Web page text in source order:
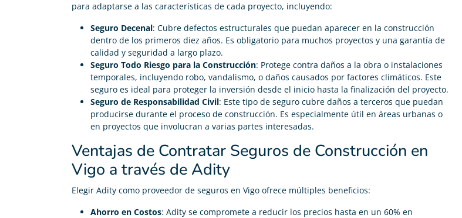
para adaptarse a las características de cada proyecto, incluyendo:
Seguro Decenal: Cubre defectos estructurales que puedan aparecer en la construcción
dentro de los primeros diez años. Es obligatorio para muchos proyectos y una garantía de
calidad y seguridad a largo plazo.
Seguro Todo Riesgo para la Construcción: Protege contra daños a la obra o instalaciones
temporales, incluyendo robo, vandalismo, o daños causados por factores climáticos. Este
seguro es ideal para proteger la inversión desde el inicio hasta la finalización del proyecto.
Seguro de Responsabilidad Civil: Este tipo de seguro cubre daños a terceros que puedan
producirse durante el proceso de construcción. Es especialmente útil en áreas urbanas o
en proyectos que involucran a varias partes interesadas.
Ventajas de Contratar Seguros de Construcción en
Vigo a través de Adity
Elegir Adity como proveedor de seguros en Vigo ofrece múltiples beneficios:
Ahorro en Costos: Adity se compromete a reducir los precios hasta en un 60% en
Promotor
 
Fácil de usar, nos ahorra tiempo, dinero y cualquier
duda el soporte de Adity siempre responde. 100%
Recomendable para seguros de construcción.
Promotor

Nos asesoraron en todo momento y nos ofrecieron
diferentes presupuestos de las mejores aseguradoras
de seguro de construcción en España. Muy
recomendable.